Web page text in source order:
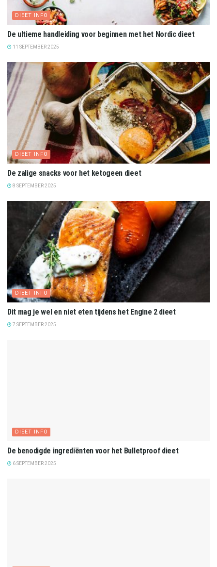
DIEET INFO
De ultieme handleiding voor beginnen met het Nordic dieet
11 SEPTEMBER 2025
DIEET INFO
De zalige snacks voor het ketogeen dieet
8 SEPTEMBER 2025
DIEET INFO
Dit mag je wel en niet eten tijdens het Engine 2 dieet
7 SEPTEMBER 2025
DIEET INFO
De benodigde ingrediënten voor het Bulletproof dieet
6 SEPTEMBER 2025